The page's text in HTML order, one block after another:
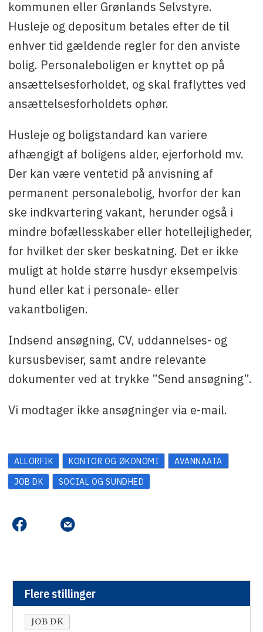
kommunen eller Grønlands Selvstyre.
Husleje og depositum betales efter de til
enhver tid gældende regler for den anviste
bolig. Personaleboligen er knyttet op på
ansættelsesforholdet, og skal fraflyttes ved
ansættelsesforholdets ophør.
Husleje og boligstandard kan variere
afhængigt af boligens alder, ejerforhold mv.
Der kan være ventetid på anvisning af
permanent personalebolig, hvorfor der kan
ske indkvartering vakant, herunder også i
mindre bofællesskaber eller hotellejligheder,
for hvilket der sker beskatning. Det er ikke
muligt at holde større husdyr eksempelvis
hund eller kat i personale- eller
vakantboligen.
Indsend ansøgning, CV, uddannelses- og
kursusbeviser, samt andre relevante
dokumenter ved at trykke ”Send ansøgning”.
Vi modtager ikke ansøgninger via e-mail.
ALLORFIK KONTOR OG ØKONOMI
AVANNAATA
JOB DK
SOCIAL OG SUNDHED
Flere stillinger
JOB DK